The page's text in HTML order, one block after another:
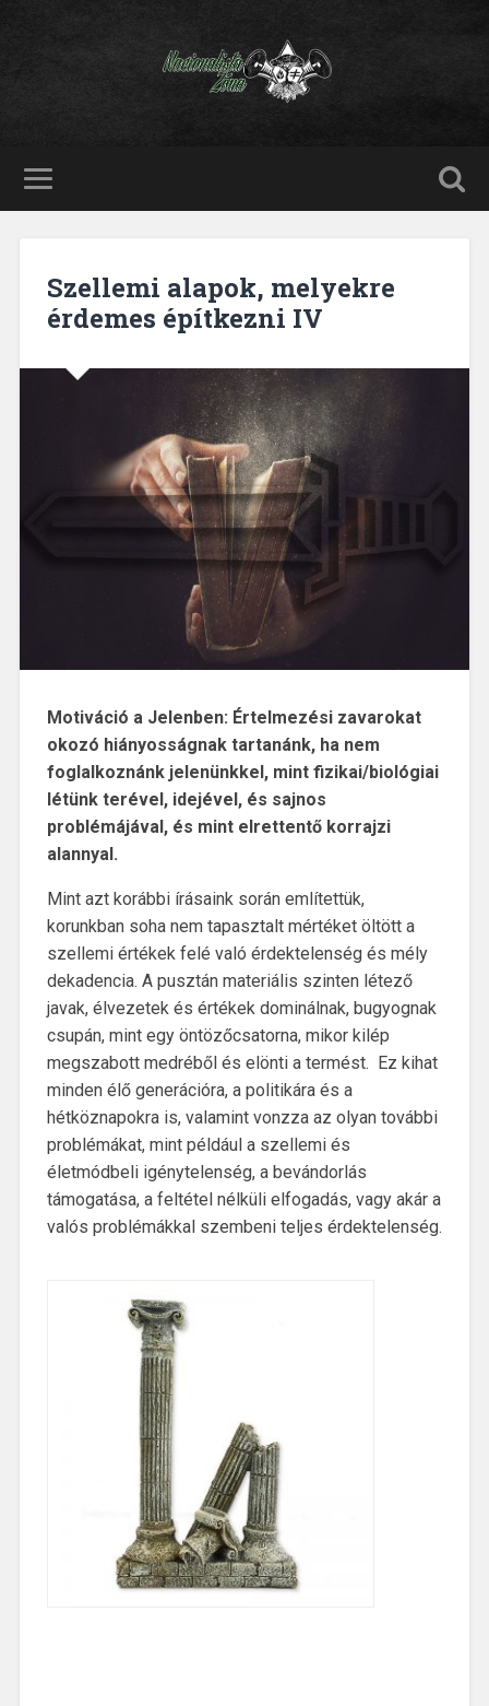
Szellemi alapok, melyekre
érdemes építkezni IV
Motiváció a Jelenben: Értelmezési zavarokat
okozó hiányosságnak tartanánk, ha nem
foglalkoznánk jelenünkkel, mint fizikai/biológiai
létünk terével, idejével, és sajnos
problémájával, és mint elrettentő korrajzi
alannyal.
Mint azt korábbi írásaink során említettük,
korunkban soha nem tapasztalt mértéket öltött a
szellemi értékek felé való érdektelenség és mély
dekadencia. A pusztán materiális szinten létező
javak, élvezetek és értékek dominálnak, bugyognak
csupán, mint egy öntözőcsatorna, mikor kilép
megszabott medréből és elönti a termést. Ez kihat
minden élő generációra, a politikára és a
hétköznapokra is, valamint vonzza az olyan további
problémákat, mint például a szellemi és
életmódbeli igénytelenség, a bevándorlás
támogatása, a feltétel nélküli elfogadás, vagy akár a
valós problémákkal szembeni teljes érdektelenség.